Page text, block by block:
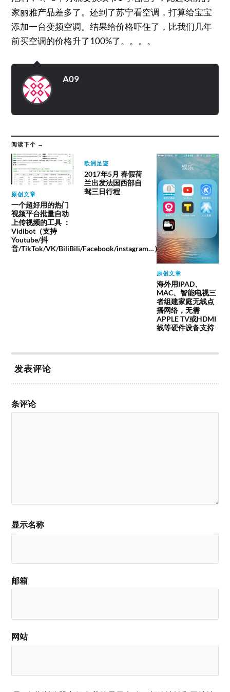
家丽雅产品差多了。还到了苏宁看空调，打算给宝宝
添加一台变频空调。结果给价格吓住了，比我们几年
前买空调的价格升了100%了。。。。
A09
阅读下个 →
原创文章
一个超好用的热门
视频平台批量自动
上传视频的工具 ：
Vidibot（支持
Youtube/抖
音/TikTok/VK/BiliBili/Facebook/instagram…）
欧洲足迹
2017年5月 春假荷
兰出发法国西部自
驾三日行程
原创文章
海外用IPAD、
MAC、智能电视三
者组建家庭无线点
播网络，无需
APPLE TV或HDMI
线等硬件设备支持
发表评论
条评论
显示名称
邮箱
网站